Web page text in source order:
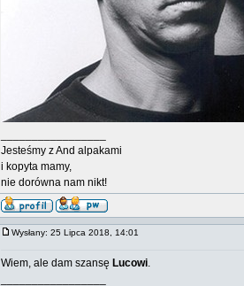
Jesteśmy z And alpakami
i kopyta mamy,
nie dorówna nam nikt!
Wysłany: 25 Lipca 2018, 14:01
Wiem, ale dam szansę Lucowi.